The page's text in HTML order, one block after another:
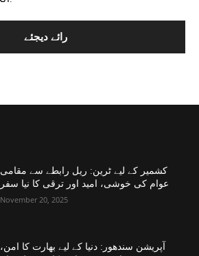
کشمیر کے لیے ٹرین: ریل رابطے سے مقامی
عوام کی خوشی، امید اور ترقی کا نیا سفر
November 20, 2025
آپریشن سندھور: دنیا کے لیے بھارت کا امن،